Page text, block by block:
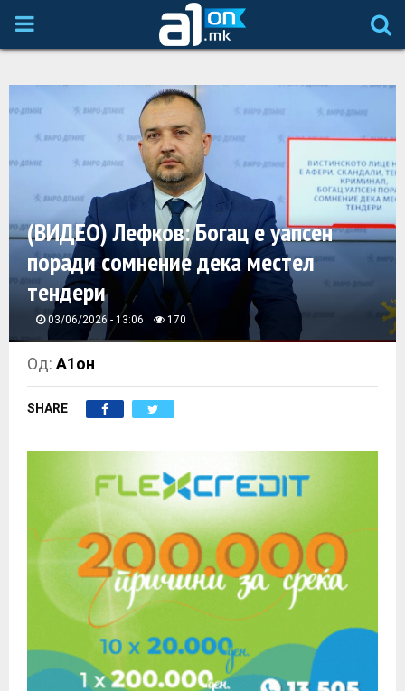
P
I
M
A
R
M
E
(ВИДЕО) Лефков: Богац е уапсен
поради сомнение дека местел
тендери
03/06/2026 - 13:06 170
Од:А1он
SHARE